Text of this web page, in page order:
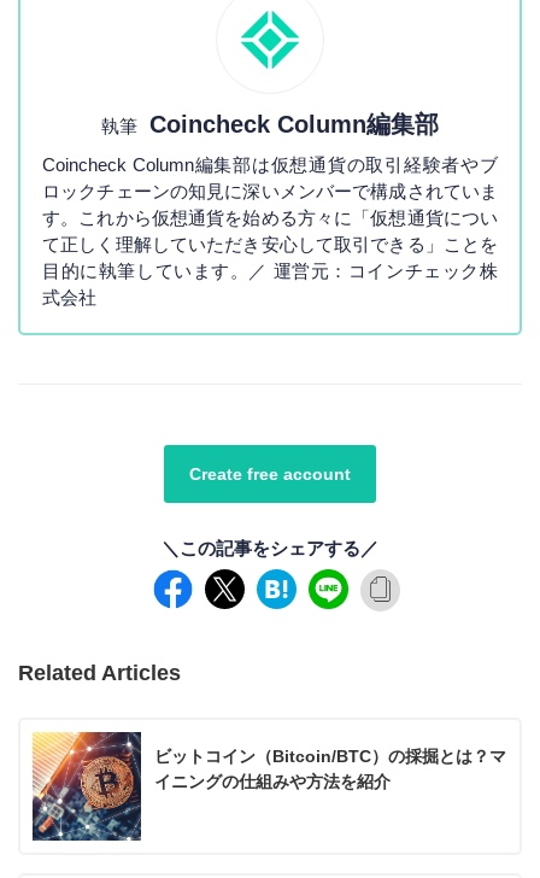
執筆 Coincheck Column編集部
Coincheck Column編集部は仮想通貨の取引経験者やブ
ロックチェーンの知見に深いメンバーで構成されていま
す。これから仮想通貨を始める方々に「仮想通貨につい
て正しく理解していただき安心して取引できる」ことを
目的に執筆しています。／ 運営元：コインチェック株
式会社
Create free account
＼この記事をシェアする／
Related Articles
ビットコイン（Bitcoin/BTC）の採掘とは？マ
イニングの仕組みや方法を紹介